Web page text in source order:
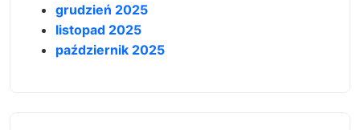
grudzień 2025
listopad 2025
październik 2025